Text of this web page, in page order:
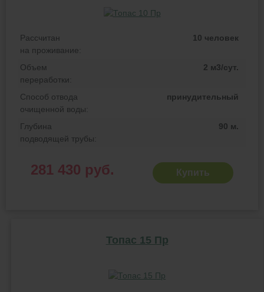
Рассчитан
на проживание:
10 человек
Объем
переработки:
2 м3/сут.
Способ отвода
очищенной воды:
принудительный
Глубина
подводящей трубы:
90 м.
281 430 руб. Купить
Топас 15 Пр